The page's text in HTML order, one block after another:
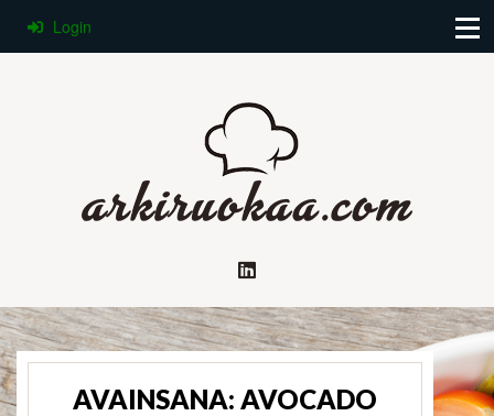
Login
AVAINSANA: AVOCADO